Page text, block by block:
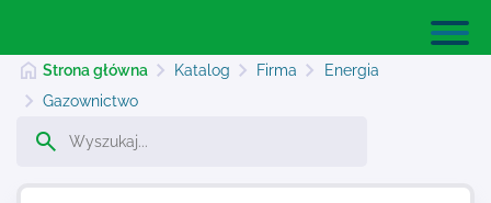
Strona główna Katalog Firma
Energia
Gazownictwo